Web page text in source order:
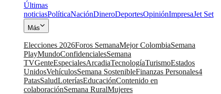
Últimas
noticiasPolíticaNaciónDineroDeportesOpiniónImpresaJet Set
Más
Elecciones 2026Foros SemanaMejor ColombiaSemana
PlayMundoConfidencialesSemana
TVGenteEspecialesArcadiaTecnologíaTurismoEstados
UnidosVehículosSemana SostenibleFinanzas Personales4
PatasSaludLoteríasEducaciónContenido en
colaboraciónSemana RuralMujeres